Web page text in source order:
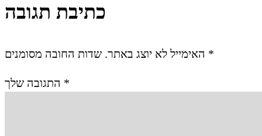
כתיבת תגובה
האימייל לא יוצג באתר. *
*